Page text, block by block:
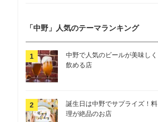
「中野」人気のテーマランキング
中野で人気のビールが美味しく
飲める店
誕生日は中野でサプライズ！料
理が絶品のお店